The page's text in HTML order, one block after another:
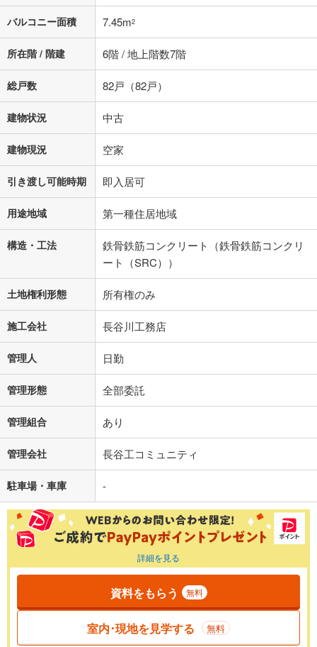
バルコニー面積 7.45m2
所在階 / 階建 6階 / 地上階数7階
総戸数 82戸（82戸）
建物状況 中古
建物現況 空家
引き渡し可能時期 即入居可
用途地域 第一種住居地域
構造・工法
鉄骨鉄筋コンクリート（鉄骨鉄筋コンクリ
ート（SRC））
土地権利形態 所有権のみ
施工会社 長谷川工務店
管理人 日勤
管理形態 全部委託
管理組合 あり
管理会社 長谷工コミュニティ
駐車場・車庫 -
詳細を見る
資料をもらう 無料
室内･現地を見学する 無料